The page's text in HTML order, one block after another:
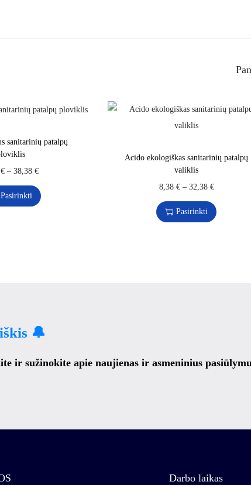
sanitarinių patalpų
€– 38,38 €
Pasirinkti
Acido ekologiškas sanitarinių patalpų
valiklis
8,38 €– 32,38 €
Pasirinkti
🔔
ir sužinokite apie naujienas ir asmeninius
Darbo laikas